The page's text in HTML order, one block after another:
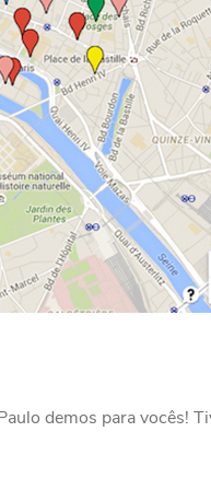
demos para vocês!